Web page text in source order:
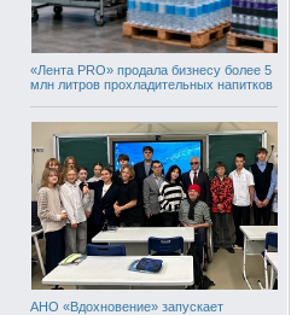
«Лента PRO» продала бизнесу более 5
млн литров прохладительных напитков
АНО «Вдохновение» запускает